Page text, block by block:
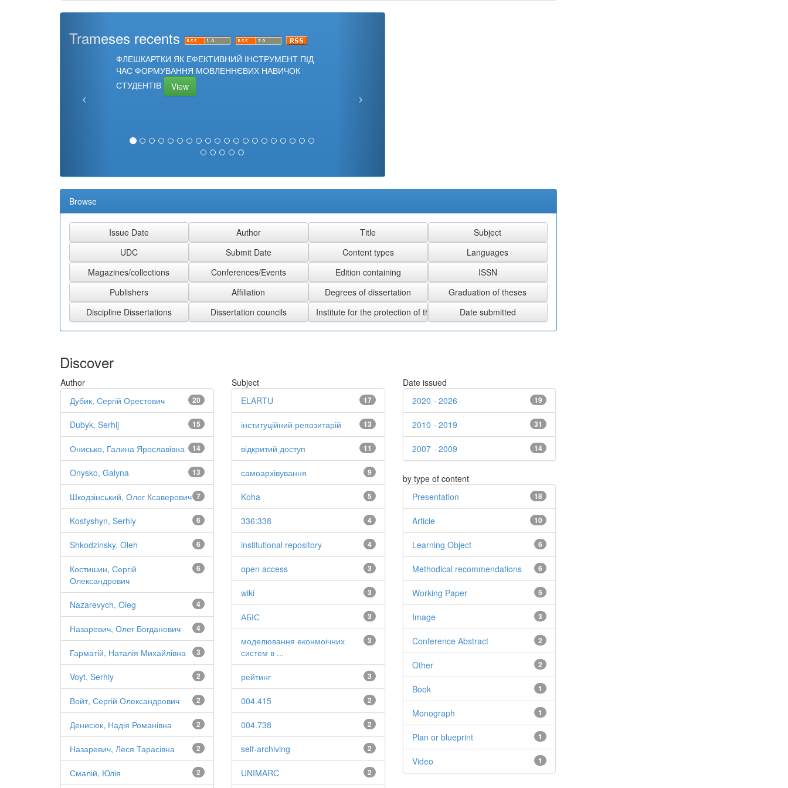
Trameses recents
ФЛЕШКАРТКИ ЯК ЕФЕКТИВНИЙ ІНСТРУМЕНТ ПІД
ЧАС ФОРМУВАННЯ МОВЛЕННЄВИХ НАВИЧОК
СТУДЕНТІВ
View
Browse
Discover
Author
20
Дубик, Сергій Орестович
15
Dubyk, Serhij
14
Онисько, Галина Ярославівна
13
Onysko, Galyna
7
Шкодзінський, Олег Ксаверович
6
Kostyshyn, Serhiy
6
Shkodzinsky, Oleh
6
Костишин, Сергій
Олександрович
4
Nazarevych, Oleg
4
Назаревич, Олег Богданович
3
Гарматій, Наталія Михайлівна
2
Voyt, Serhiy
2
Войт, Сергій Олександрович
2
Денисюк, Надія Романівна
2
Назаревич, Леся Тарасівна
2
Смалій, Юлія
Subject
17
ELARTU
13
інституційний репозитарій
11
відкритий доступ
9
самоархівування
5
Koha
4
336:338
4
institutional repository
3
open access
3
wiki
3
АБІС
3
моделювання еконмоічних
систем в ...
3
рейтинг
2
004.415
2
004.738
2
self-archiving
2
UNIMARC
Date issued
19
2020 - 2026
31
2010 - 2019
14
2007 - 2009
by type of content
18
Presentation
10
Article
6
Learning Object
6
Methodical recommendations
5
Working Paper
3
Image
2
Conference Abstract
2
Other
1
Book
1
Monograph
1
Plan or blueprint
1
Video